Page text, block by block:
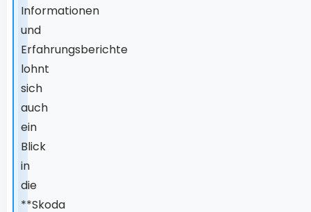
Informationen
und
Erfahrungsberichte
lohnt
sich
auch
ein
Blick
in
die
**Skoda